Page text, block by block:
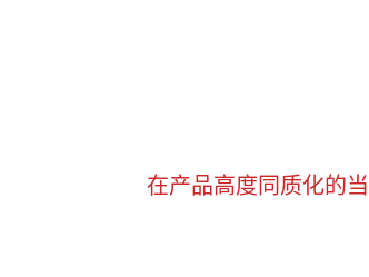
在产品高度同质化的